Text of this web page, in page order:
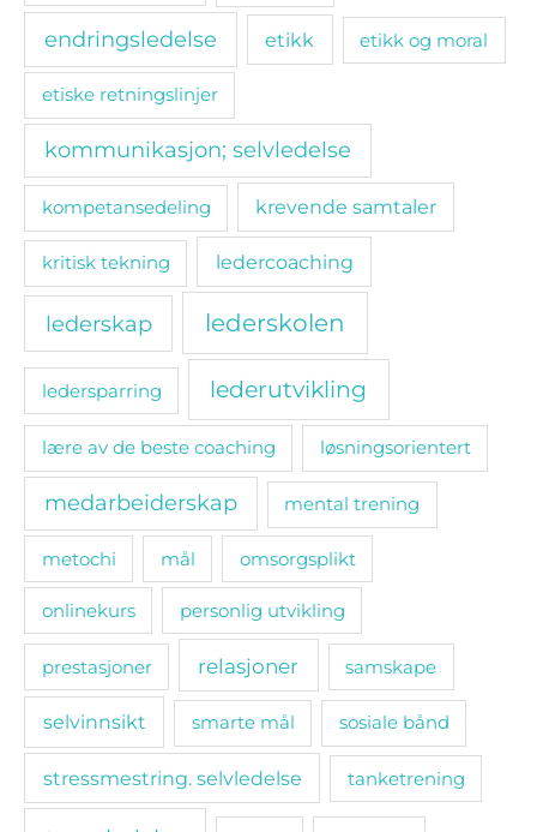
endringsledelse etikk etikk og moral
etiske retningslinjer
kommunikasjon; selvledelse
kompetansedeling krevende samtaler
kritisk tekning ledercoaching
lederskap lederskolen
ledersparring lederutvikling
lære av de beste coaching løsningsorientert
medarbeiderskap mental trening
metochi mål omsorgsplikt
onlinekurs personlig utvikling
prestasjoner relasjoner samskape
selvinnsikt smarte mål sosiale bånd
stressmestring. selvledelse tanketrening